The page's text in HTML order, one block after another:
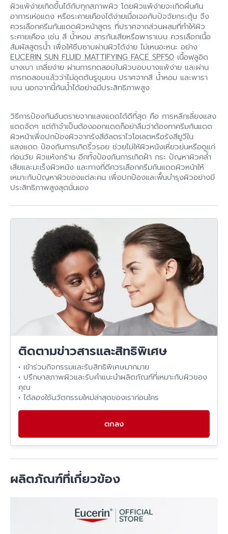
ผิวแพ้ง่ายเกิดขึ้นได้กับทุกสภาพผิว โดยผิวแพ้ง่ายจะเกิดผื่นคัน
อาการเห่อแดง หรือระคายเคืองได้ง่ายเมื่อเจอกับปัจจัยกระตุ้น จึง
ควรเลือกครีมกันแดดผิวหน้าสูตร ที่ปราศจากส่วนผสมที่ทำให้ผิว
ระคายเคือง เช่น สี น้ำหอม สารกันเสียหรือพาราเบน ควรเลือกเนื้อ
สัมผัสสูตรน้ำ เพื่อให้ซึบซาบผ่านผิวได้ง่าย ไม่เหนอะหนะ อย่าง
EUCERIN SUN FLUID MATTIFYING FACE SPF50 เนื้อฟลูอิด
บางเบา เกลี่ยง่าย ผ่านการทดสอบในผิวบอบบางแพ้ง่าย และผ่าน
การทดสอบแล้วว่าไม่อุดตันรูขุมขน ปราศจากสี น้ำหอม และพารา
เบน นอกจากนี้กันน้ำได้อย่างมีประสิทธิภาพสูง
วิธีการป้องกันอันตรายจากแสงแดดได้ดีที่สุด คือ การหลีกเลี่ยงแสง
แดดจัดๆ แต่ถ้าจำเป็นต้องออกแดดก็อย่าลืมว่าต้องทาครีมกันแดด
ผิวหน้าเพื่อปกป้องผิวจากรังสีอัลตราไวโอเลตหรือรังสียูวีใน
แสงแดด ป้องกันการเกิดริ้วรอย ช่วยไม่ให้ผิวหนังเหี่ยวย่นหรือดูแก่
ก่อนวัย ผิวแห้งกร้าน อีกทั้งป้องกันการเกิดฝ้า กระ ปัญหาผิวคล้ำ
เสียและมะเร็งผิวหนัง และทางที่ดีควรเลือกครีมกันแดดผิวหน้าให้
เหมาะกับปัญหาผิวของแต่ละคน เพื่อปกป้องและฟื้นบำรุงผิวอย่างมี
ประสิทธิภาพสูงสุดนั่นเอง
ติดตามข่าวสารและสิทธิพิเศษ
• เข้าร่วมกิจกรรมและรับสิทธิพิเศษมากมาย
• ปรึกษาสภาพผิวและรับคำแนะนำผลิตภัณฑ์ที่เหมาะกับผิวของ
คุณ
• ได้ลองใช้นวัตกรรมใหม่ล่าสุดของเราก่อนใคร
ตกลง
ผลิตภัณฑ์ที่เกี่ยวข้อง